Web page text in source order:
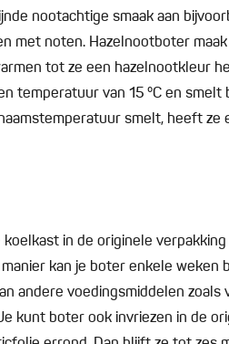
nootachtige smaak aan
met noten. Hazelnootboter
tot ze een hazelnootkleur
temperatuur van 15 °C en smelt
smelt, heeft ze
in de originele
kan je boter enkele weken
andere voedingsmiddelen zoals
kunt boter ook invriezen in de